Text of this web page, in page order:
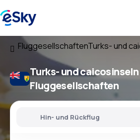
FluggesellschaftenTurks- und
Turks- und caicosinseln
Fluggesellschaften
Hin- und Rückflug